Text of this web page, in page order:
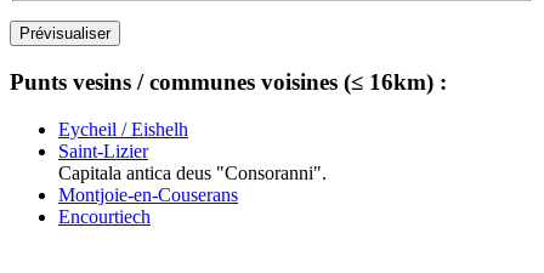
Punts vesins / communes voisines (≤ 16km) :
Eycheil / Eishelh
Saint-Lizier
Capitala antica deus "Consoranni".
Montjoie-en-Couserans
Encourtiech